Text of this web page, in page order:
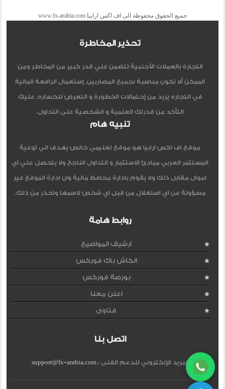
جميع الحقوق محفوظة الى اف اكس ارابيا www.fx-arabia.com
تحذير المخاطرة
التجارة بالعملات الأجنبية تتضمن علي قدر كبير من المخاطر ومن
الممكن ألا تكون مناسبة لجميع المضاربين, إستعمال الرافعة المالية
في التجاره يزيد من إحتمالات الخطورة و التعرض للخساره, عليك
التأكد من قدرتك العلمية و الشخصية على التداول.
تنبيه هام
موقع اف اكس ارابيا هو موقع تعليمي خالص يهدف الي توعية
المستثمر العربي مبادئ الاستثمار و التداول الناجح ولا يتحصل علي اي
اموال مقابل ذلك ولا يقوم بادارة محافظ مالية وان ادارة الموقع غير
مسؤولة عن اي استغلال من قبل اي شخص لاسمها وتحذر من ذلك.
روابط هامة
ارشيف المواضيع
الكاش باك فوركس
بورصة فوركس
اعلن معنا
فتاوى
اتصل بنا
البريد الإلكتروني للدعم الفنى :support@fx-arabia.com